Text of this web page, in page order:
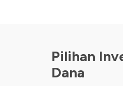
Pilihan
Dana